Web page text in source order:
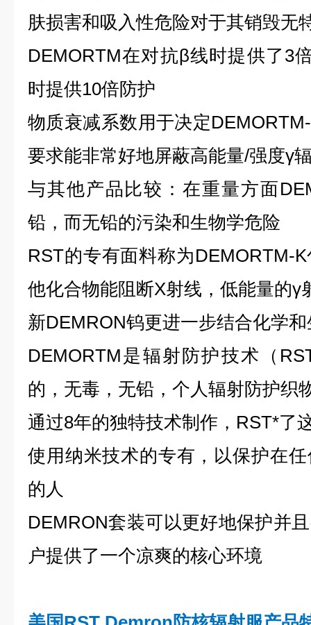
肤损害和吸入性危险对于其销毁无
DEMORTM在对抗β线时提供了3
时提供10倍防护
物质衰减系数用于决定
要求能非常好地屏蔽高能量/强度γ
与其他产品比较：在重量方面
铅，而无铅的污染和生物学危险
RST的专有面料称为DEMORTM-
他化合物能阻断X射线，低能量的γ
新DEMRON钨更进一步结合化学
DEMORTM是辐射防护技术（
的，无毒，无铅，个人辐射防护织
通过8年的独特技术制作，RST*了
使用纳米技术的专有，以保护在
的人
DEMRON套装可以更好地保护并
户提供了一个凉爽的核心环境